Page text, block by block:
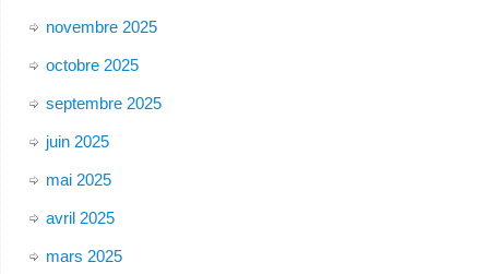
novembre 2025
octobre 2025
septembre 2025
juin 2025
mai 2025
avril 2025
mars 2025